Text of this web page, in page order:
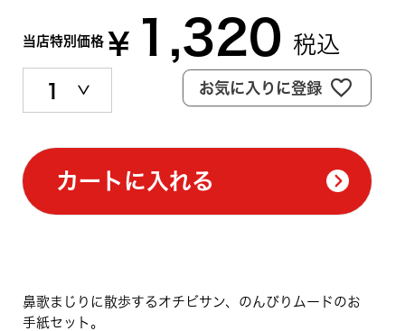
当店特別価格 ¥ 1,320 税込
お気に入りに登録
カートに入れる
鼻歌まじりに散歩するオチビサン、のんびりムードのお
手紙セット。